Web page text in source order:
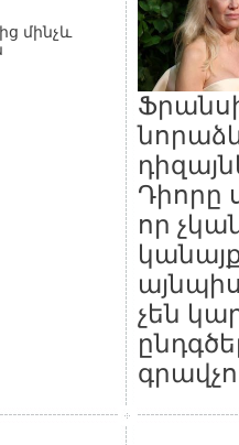
մինչև
Դիորը
որ
չեն